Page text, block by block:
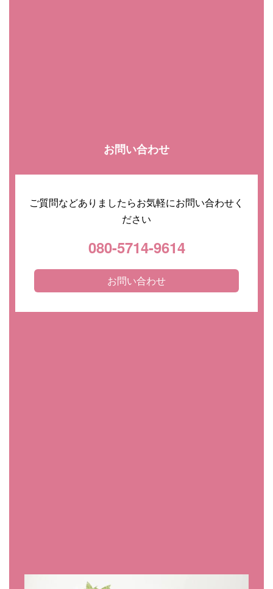
お問い合わせ
ご質問などありましたらお気軽にお問い合わせく
ださい
080-5714-9614
お問い合わせ